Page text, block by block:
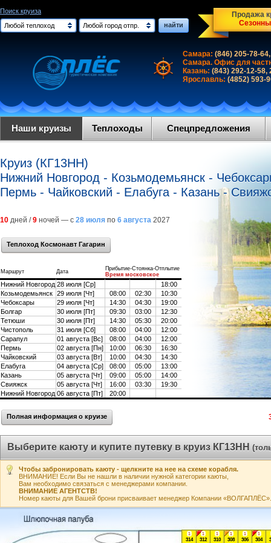
Поиск круиза
Любой теплоход
Любой город отпр. найти
Продажа
Самара: (846) 205-78-
Самара. Офис для
Казань: (843) 292-12-58,
Ярославль: (4852) 593-
Наши круизы Теплоходы Спецпредложения
Круиз (КГ13НН)
Нижний Новгород - Козьмодемьянск -
Пермь - Чайковский - Елабуга - Казань -
10 дней /9 ночей — с 28 июля по 6 августа 2027
Теплоход Космонавт Гагарин
Маршрут Дата
Прибытие-Стоянка-Отплытие
Время московское
Нижний Новгород 28 июля [Ср]
18:00
Козьмодемьянск 29 июля [Чт] 08:00 02:30
10:30
Чебоксары
29 июля [Чт] 14:30 04:30
19:00
Болгар
30 июля [Пт] 09:30 03:00
12:30
Тетюши
30 июля [Пт] 14:30 05:30
20:00
Чистополь
31 июля [Сб] 08:00 04:00
12:00
Сарапул
01 августа [Вс] 08:00 04:00
12:00
Пермь
02 августа [Пн] 10:00 06:30
16:30
Чайковский
03 августа [Вт] 10:00 04:30
14:30
Елабуга
04 августа [Ср] 08:00 05:00
13:00
Казань
05 августа [Чт] 09:00 05:00
14:00
Свияжск
05 августа [Чт] 16:00 03:30
19:30
Нижний Новгород 06 августа [Пт] 20:00
Полная информация о круизе
Выберите каюту и купите путевку в круиз КГ13НН
Чтобы забронировать каюту - щелкните на нее на схеме корабля.
ВНИМАНИЕ! Если Вы не нашли в наличии нужной категории каюты,
Вам необходимо связаться с менеджерами компании.
ВНИМАНИЕ АГЕНТСТВ!
Номер каюты для Вашей брони присваивает менеджер Компании «ВОЛГАПЛЁС».
1
304
1
306
1
308
1
310
1
312
1
314